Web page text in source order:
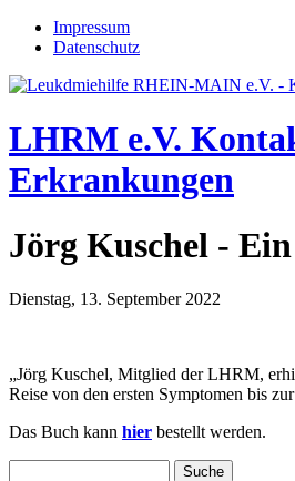
Jump to navigation
Impressum
Datenschutz
LHRM e.V.
Erkrankungen
Jörg Kuschel -
Dienstag, 13. September 2022
„Jörg Kuschel, Mitglied der LHRM,
Reise von den ersten Symptomen bis
Das Buch kann hier bestellt werden.